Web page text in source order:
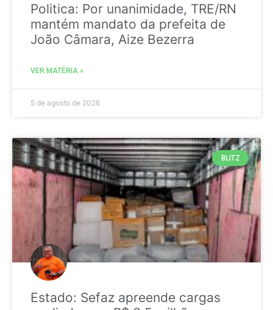
Politica: Por unanimidade, TRE/RN
mantém mandato da prefeita de
João Câmara, Aize Bezerra
VER MATÉRIA »
5 de agosto de 2026
BLITZ
Estado: Sefaz apreende cargas